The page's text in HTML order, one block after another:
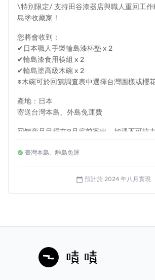
認為此專案有違規或不適合嘖嘖使用
\特別限定/ 支持田谷漆器店與職人重回工作
島塗收藏家！
您將會收到：
✔日本職人手製輪島漆杯墊 x 2
✔輪島漆食用筷組 x 2
✔輪島塗高級木碗 x 2
※木碗可於回饋調查表中選擇台灣圖樣或櫻
產地：日本
寄送台灣本島、外島免運費
回饋商品目標在8月底前寄出，如遇不可抗
臺灣本島、離島免運
calendar_today 預計於 2024 年八月實現